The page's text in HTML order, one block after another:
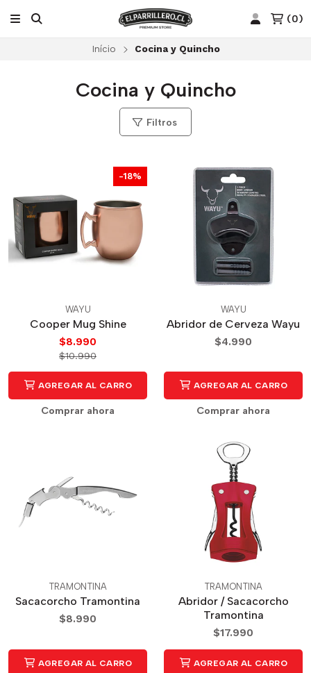
(0)
Início Cocina y Quincho
Cocina y Quincho
Filtros
-18%
WAYU
Cooper Mug Shine
$8.990
$10.990
AGREGAR AL CARRO
Comprar ahora
WAYU
Abridor de Cerveza Wayu
$4.990
AGREGAR AL CARRO
Comprar ahora
TRAMONTINA
Sacacorcho Tramontina
$8.990
AGREGAR AL CARRO
TRAMONTINA
Abridor / Sacacorcho
Tramontina
$17.990
AGREGAR AL CARRO